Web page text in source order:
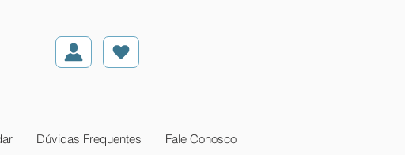
Dúvidas Frequentes Fale Conosco